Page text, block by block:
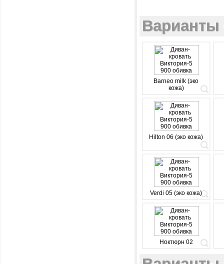
Варианты
Barneo milk (эко
кожа)
Hilton 06 (эко кожа)
Verdi 05 (эко кожа)
Ноктюрн 02